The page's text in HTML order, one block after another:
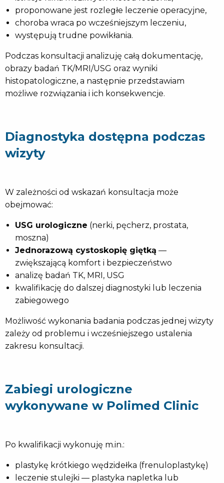
proponowane jest rozległe leczenie operacyjne,
choroba wraca po wcześniejszym leczeniu,
występują trudne powikłania.
Podczas konsultacji analizuję całą dokumentację,
obrazy badań TK/MRI/USG oraz wyniki
histopatologiczne, a następnie przedstawiam
możliwe rozwiązania i ich konsekwencje.
Diagnostyka dostępna podczas
wizyty
W zależności od wskazań konsultacja może
obejmować:
USG urologiczne (nerki, pęcherz, prostata,
moszna)
Jednorazową cystoskopię giętką —
zwiększającą komfort i bezpieczeństwo
analizę badań TK, MRI, USG
kwalifikację do dalszej diagnostyki lub leczenia
zabiegowego
Możliwość wykonania badania podczas jednej wizyty
zależy od problemu i wcześniejszego ustalenia
zakresu konsultacji.
Zabiegi urologiczne
wykonywane w Polimed Clinic
Po kwalifikacji wykonuję m.in.:
plastykę krótkiego wędzidełka (frenuloplastykę)
leczenie stulejki — plastyka napletka lub